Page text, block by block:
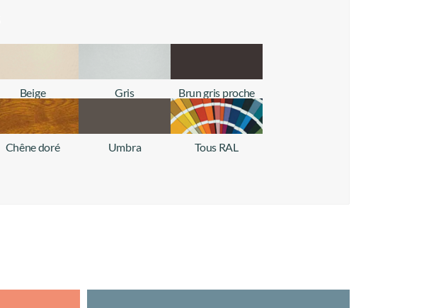
Beige
+ d'infos
Gris Brun gris proche
+ d'infos
Chêne doré Umbra Tous RAL